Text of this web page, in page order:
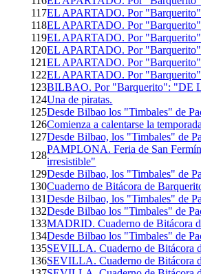
117EL APARTADO. Por
118EL APARTADO. Por
119EL APARTADO. Por
120EL APARTADO. Por
121EL APARTADO. Por
122EL APARTADO. Por
123BILBAO. Por "Barquerito": "DE
124Una de piratas.
125Desde Bilbao los "Timbales" de
126Comienza a calentarse la
127Desde Bilbao, los "Timbales" de
128
PAMPLONA. Feria de San
irresistible"
129Desde Bilbao, los "Timbales" de
130Cuaderno de Bitácora de
131Desde Bilbao, los "Timbales" de
132Desde Bilbao los "Timbales" de
133MADRID. Cuaderno de Bitácora
134Desde Bilbao los "Timbales" de
135SEVILLA. Cuaderno de Bitácora
136SEVILLA. Cuaderno de Bitácora